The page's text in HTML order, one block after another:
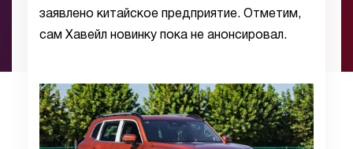
заявлено китайское предприятие. Отметим,
сам Хавейл новинку пока не анонсировал.